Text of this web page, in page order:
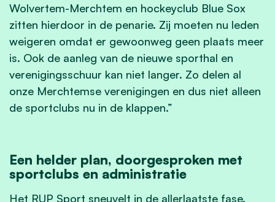
Wolvertem-Merchtem en hockeyclub Blue Sox
zitten hierdoor in de penarie. Zij moeten nu leden
weigeren omdat er gewoonweg geen plaats meer
is. Ook de aanleg van de nieuwe sporthal en
verenigingsschuur kan niet langer. Zo delen al
onze Merchtemse verenigingen en dus niet alleen
de sportclubs nu in de klappen.”
Een helder plan, doorgesproken met
sportclubs en administratie
Het RUP Sport sneuvelt in de allerlaatste fase.